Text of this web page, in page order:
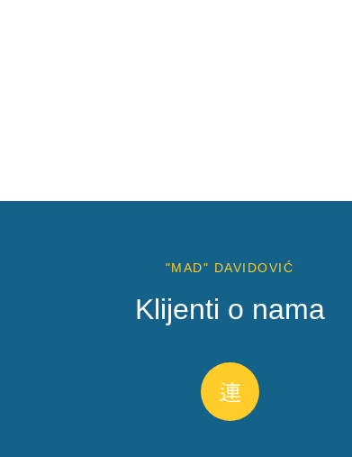
"MAD" DAVIDOVIĆ
Klijenti o nama